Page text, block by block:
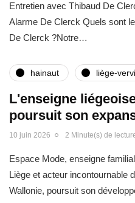
Entretien avec Thibaud De
Alarme De Clerck Quels sont
De Clerck ?Notre…
hainaut liège-
L'enseigne
poursuit son
10 juin 2026 2 Minute(s) de
Espace Mode, enseigne
Liège et acteur incontournable
Wallonie, poursuit son